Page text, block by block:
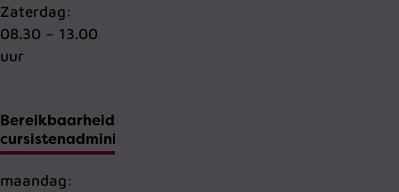
Zaterdag:
08.30 – 13.00
uur
Bereikbaarheid
cursistenadministratie
maandag: